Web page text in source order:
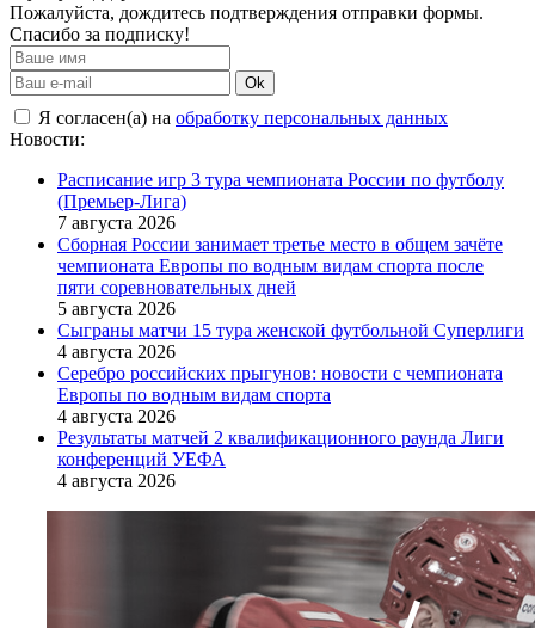
Пожалуйста, дождитесь подтверждения отправки формы.
Спасибо за подписку!
Ok
Я согласен(а) на обработку персональных данных
Новости:
Расписание игр 3 тура чемпионата России по футболу
(Премьер-Лига)
7 августа 2026
Сборная России занимает третье место в общем зачёте
чемпионата Европы по водным видам спорта после
пяти соревновательных дней
5 августа 2026
Сыграны матчи 15 тура женской футбольной Суперлиги
4 августа 2026
Серебро российских прыгунов: новости с чемпионата
Европы по водным видам спорта
4 августа 2026
Результаты матчей 2 квалификационного раунда Лиги
конференций УЕФА
4 августа 2026